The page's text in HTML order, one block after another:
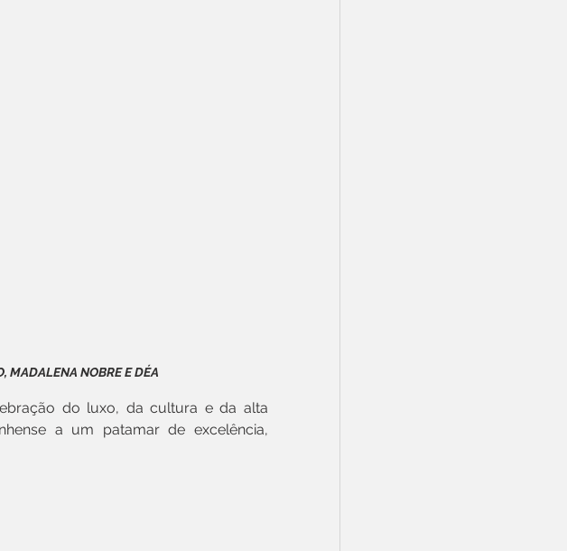
MADALENA NOBRE E DÉA
do luxo, da cultura e da alta
a um patamar de excelência,